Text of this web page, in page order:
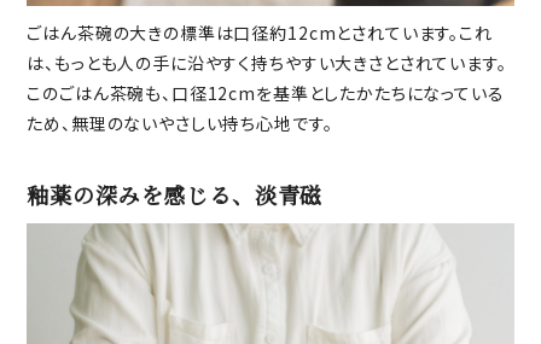
ごはん茶碗の大きの標準は口径約12cmとされています。これ
は、もっとも人の手に沿やすく持ちやすい大きさとされています。
このごはん茶碗も、口径12cmを基準としたかたちになっている
ため、無理のないやさしい持ち心地です。
釉薬の深みを感じる、淡青磁